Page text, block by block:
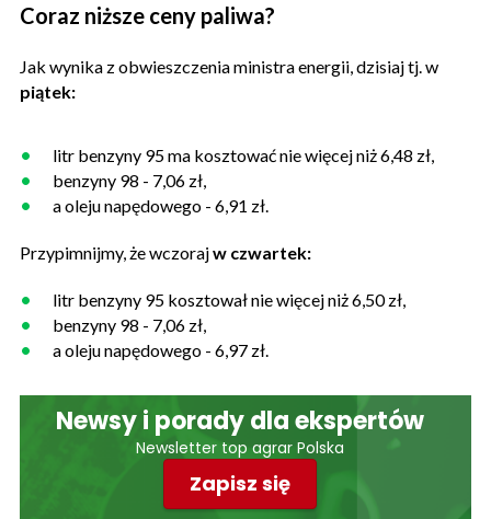
Coraz niższe ceny paliwa?
Jak wynika z obwieszczenia ministra energii, dzisiaj tj. w
piątek:
litr benzyny 95 ma kosztować nie więcej niż 6,48 zł,
benzyny 98 - 7,06 zł,
a oleju napędowego - 6,91 zł.
Przypimnijmy, że wczorajw czwartek:
litr benzyny 95 kosztował nie więcej niż 6,50 zł,
benzyny 98 - 7,06 zł,
a oleju napędowego - 6,97 zł.
Newsy i porady dla ekspertów
Newsletter top agrar Polska
Zapisz się